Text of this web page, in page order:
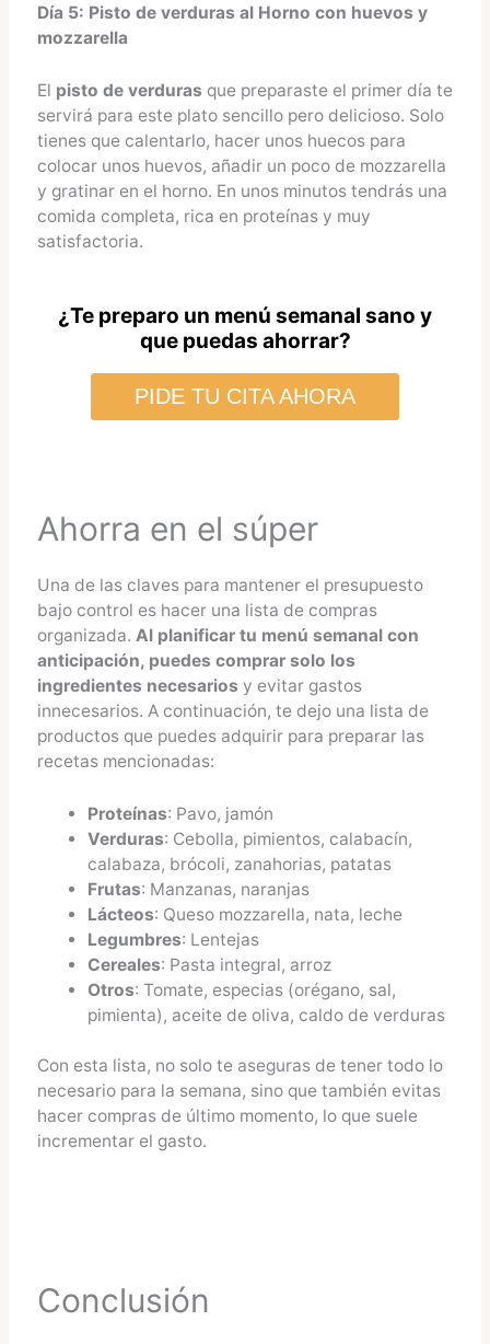
Día 5: Pisto de verduras al Horno con huevos y
mozzarella
El pisto de verduras que preparaste el primer día te
servirá para este plato sencillo pero delicioso. Solo
tienes que calentarlo, hacer unos huecos para
colocar unos huevos, añadir un poco de mozzarella
y gratinar en el horno. En unos minutos tendrás una
comida completa, rica en proteínas y muy
satisfactoria.
¿Te preparo un menú semanal sano y
que puedas ahorrar?
PIDE TU CITA AHORA
Ahorra en el súper
Una de las claves para mantener el presupuesto
bajo control es hacer una lista de compras
organizada. Al planificar tu menú semanal con
anticipación, puedes comprar solo los
ingredientes necesarios y evitar gastos
innecesarios. A continuación, te dejo una lista de
productos que puedes adquirir para preparar las
recetas mencionadas:
Proteínas: Pavo, jamón
Verduras: Cebolla, pimientos, calabacín,
calabaza, brócoli, zanahorias, patatas
Frutas: Manzanas, naranjas
Lácteos: Queso mozzarella, nata, leche
Legumbres: Lentejas
Cereales: Pasta integral, arroz
Otros: Tomate, especias (orégano, sal,
pimienta), aceite de oliva, caldo de verduras
Con esta lista, no solo te aseguras de tener todo lo
necesario para la semana, sino que también evitas
hacer compras de último momento, lo que suele
incrementar el gasto.
Conclusión